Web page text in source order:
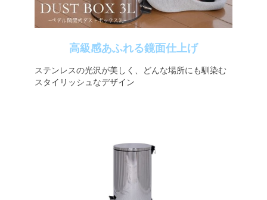
高級感あふれる鏡面仕上げ
ステンレスの光沢が美しく、どんな場所にも馴染む
スタイリッシュなデザイン